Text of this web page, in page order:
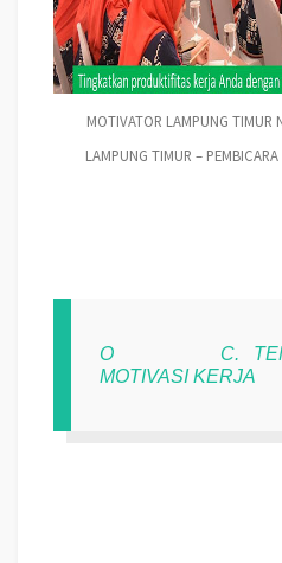
MOTIVATOR LAMPUNG TIMUR
LAMPUNG TIMUR –
O
C.
MOTIVASI KERJA